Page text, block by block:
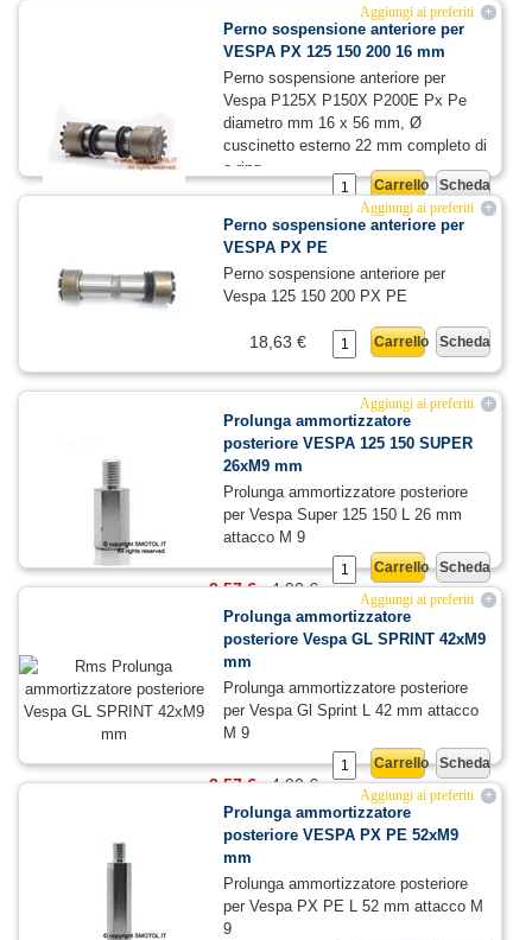
+
Aggiungi ai preferiti
Perno sospensione anteriore per
VESPA PX 125 150 200 16 mm
Perno sospensione anteriore per
Vespa P125X P150X P200E Px Pe
diametro mm 16 x 56 mm, Ø
cuscinetto esterno 22 mm completo di
o-ring
Scheda
Carrello
23,00 €
14,49 € +
Aggiungi ai preferiti
Perno sospensione anteriore per
VESPA PX PE
Perno sospensione anteriore per
Vespa 125 150 200 PX PE
Scheda
Carrello
18,63 €
+
Aggiungi ai preferiti
Prolunga ammortizzatore
posteriore VESPA 125 150 SUPER
26xM9 mm
Prolunga ammortizzatore posteriore
per Vespa Super 125 150 L 26 mm
attacco M 9
Scheda
Carrello
4,90 €
3,57 €
+
Aggiungi ai preferiti
Prolunga ammortizzatore
posteriore Vespa GL SPRINT 42xM9
mm
Prolunga ammortizzatore posteriore
per Vespa Gl Sprint L 42 mm attacco
M 9
Scheda
Carrello
4,90 €
3,57 €
+
Aggiungi ai preferiti
Prolunga ammortizzatore
posteriore VESPA PX PE 52xM9
mm
Prolunga ammortizzatore posteriore
per Vespa PX PE L 52 mm attacco M
9